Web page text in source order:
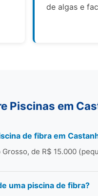
de algas e
Piscinas em
de fibra em
de R$ 15.000
uma piscina de fibra?